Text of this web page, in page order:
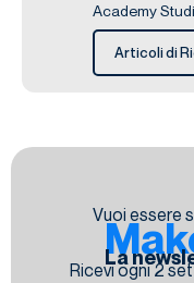
Academy
Articoli di
Vuoi essere
La
Ricevi ogni 2